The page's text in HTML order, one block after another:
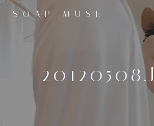
コ
ス
SOAP MUSE